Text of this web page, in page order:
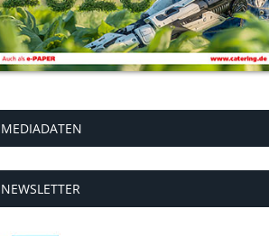
MEDIADATEN
NEWSLETTER